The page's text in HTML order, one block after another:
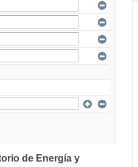
de Energía y